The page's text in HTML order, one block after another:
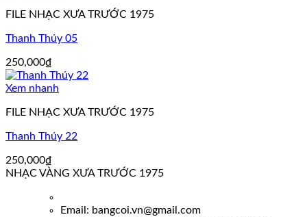
FILE NHẠC XƯA TRƯỚC 1975
Thanh Thúy 05
250,000₫
Xem nhanh
FILE NHẠC XƯA TRƯỚC 1975
Thanh Thúy 22
250,000₫
NHẠC VÀNG XƯA TRƯỚC 1975
Email: bangcoi.vn@gmail.com